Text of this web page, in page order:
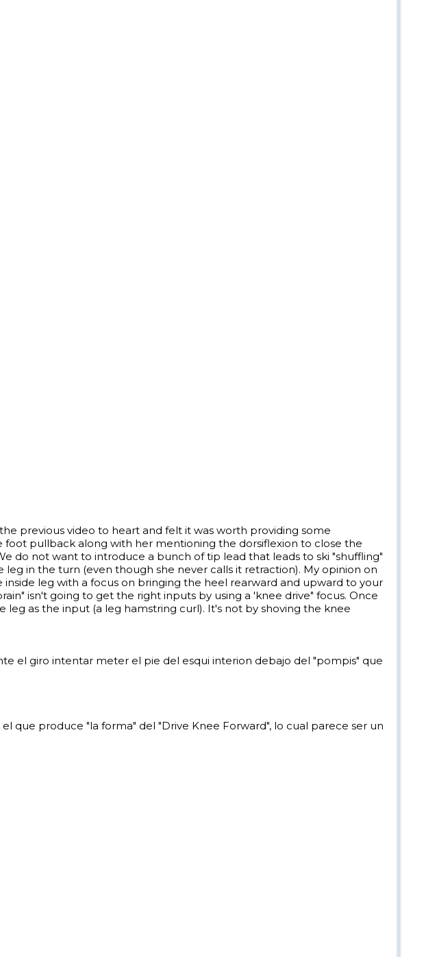
previous video to heart and felt it was worth providing some
pullback along with her mentioning the dorsiflexion to close the
do not want to introduce a bunch of tip lead that leads to ski "shuffling"
in the turn (even though she never calls it retraction). My opinion on
leg with a focus on bringing the heel rearward and upward to your
isn't going to get the right inputs by using a 'knee drive" focus. Once
as the input (a leg hamstring curl). It's not by shoving the knee
el giro intentar meter el pie del esqui interion debajo del "pompis" que
que produce "la forma" del "Drive Knee Forward", lo cual parece ser un